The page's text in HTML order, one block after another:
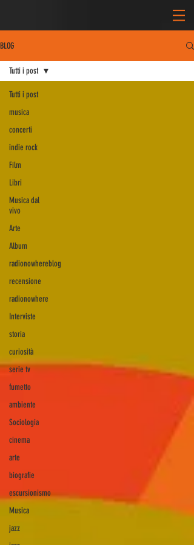
BLOG
Tutti i post
musica
concerti
indie rock
Film
Libri
Musica dal
vivo
Arte
Album
radionowhereblog
recensione
radionowhere
Interviste
storia
curiosità
serie tv
fumetto
ambiente
Sociologia
cinema
arte
biografie
escursionismo
Musica
jazz
Tutti i post